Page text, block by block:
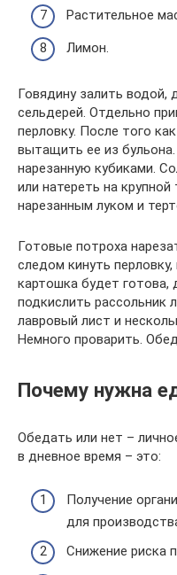
Растительное
Лимон.
Говядину залить водой,
сельдерей. Отдельно
перловку. После того
вытащить ее из бульона.
нарезанную кубиками.
или натереть на
нарезанным луком и
Готовые потроха
следом кинуть
картошка будет готова,
подкислить
лавровый лист и
Немного проварить.
Почему нужна
Обедать или нет –
в дневное время – это:
Получение
для
Снижение риска